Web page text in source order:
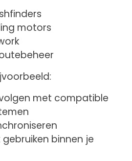
motors
met compatible
binnen je